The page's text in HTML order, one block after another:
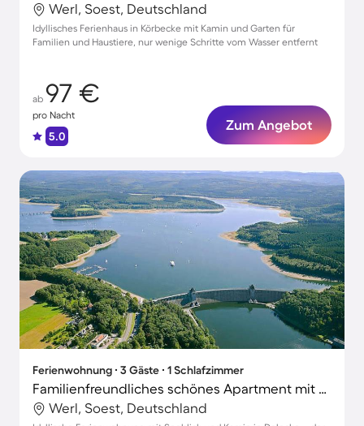
Werl, Soest, Deutschland
Idyllisches Ferienhaus in Körbecke mit Kamin und Garten für
Familien und Haustiere, nur wenige Schritte vom Wasser entfernt
ab 97 €
pro Nacht
5.0
Zum Angebot
Ferienwohnung ∙ 3 Gäste ∙ 1 Schlafzimmer
Familienfreundliches schönes Apartment mit Garten und Terrasse | Seeblick
Werl, Soest, Deutschland